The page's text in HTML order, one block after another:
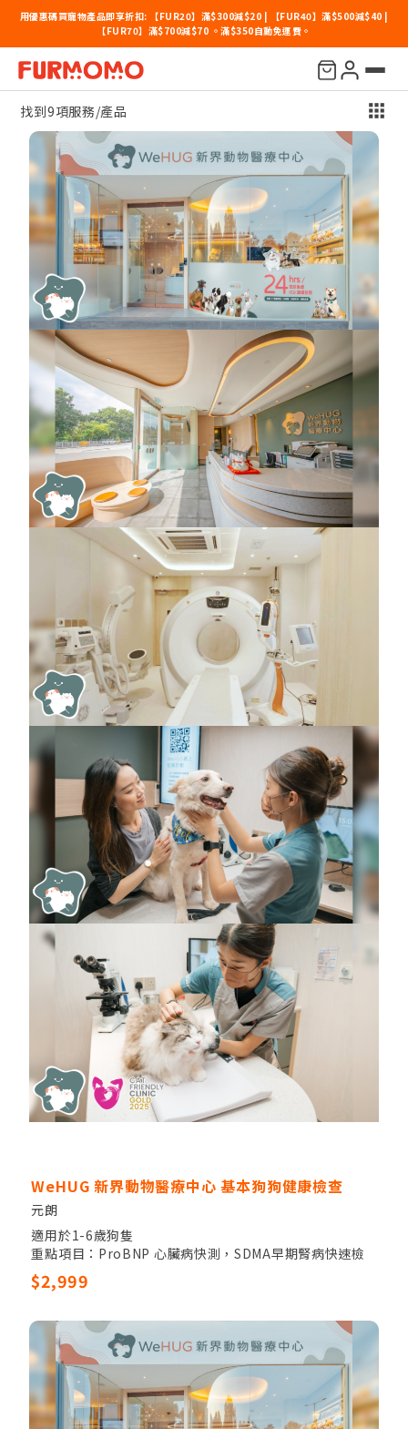
用優惠碼買寵物產品即享折扣: 【FUR20】滿$300減$20 | 【FUR40】滿$500減$40 |
【FUR70】滿$700減$70 。滿$350自動免運費。
價錢 地點 寵物種類
找到9項服務/產品
WeHUG 新界動物醫療中心 基本狗狗健康檢查
元朗
適用於1-6歲狗隻
重點項目：ProBNP 心臟病快測，SDMA早期腎病快速檢
驗，寄生蟲四合一快速篩檢
基本項目：獸醫觸診，全血細胞計數，17項生化指數，電
$2,999